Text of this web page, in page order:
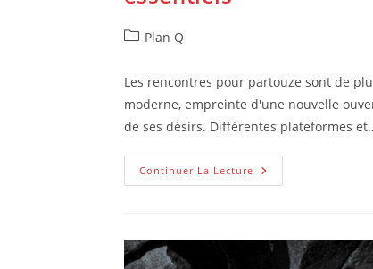
PostPlan Q
Les rencontres pour partouze sont de
moderne, empreinte d'une nouvelle
de ses désirs. Différentes plateformes
Continuer La LectureRencontre
Pour
Essentiels